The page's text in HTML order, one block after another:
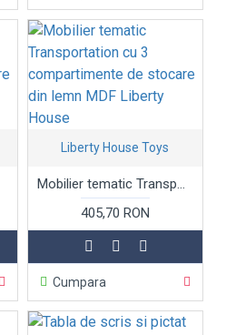
Liberty House Toys
Mobilier tematic Transportation cu 3 compartimente de stocare din lemn MDF Liberty House
405,70 RON
Cumpara